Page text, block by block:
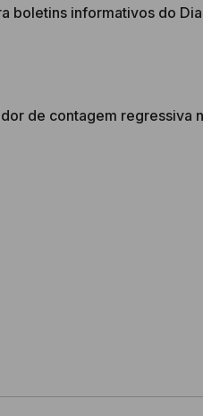
boletins informativos do
de contagem regressiva